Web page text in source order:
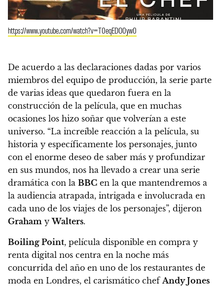
https://www.youtube.com/watch?v=T0eqEDO0yw0
De acuerdo a las declaraciones dadas por varios
miembros del equipo de producción, la serie parte
de varias ideas que quedaron fuera en la
construcción de la película, que en muchas
ocasiones los hizo soñar que volverían a este
universo. “La increíble reacción a la película, su
historia y específicamente los personajes, junto
con el enorme deseo de saber más y profundizar
en sus mundos, nos ha llevado a crear una serie
dramática con la BBC en la que mantendremos a
la audiencia atrapada, intrigada e involucrada en
cada uno de los viajes de los personajes”, dijeron
Graham yWalters.
Boiling Point, película disponible en compra y
renta digital nos centra en la noche más
concurrida del año en uno de los restaurantes de
moda en Londres, el carismático chef Andy Jones